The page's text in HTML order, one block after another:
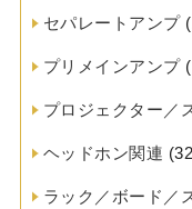
セパレートアンプ
プリメインアンプ
プロジェクター／
ヘッドホン関連
ラック／ボード／